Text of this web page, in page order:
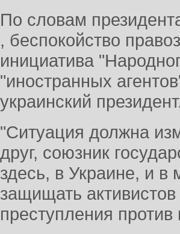
По словам
, беспокойство
инициатива
"иностранных
украинский
"Ситуация должна
друг, союзник
здесь, в Украине, и в
защищать
преступления